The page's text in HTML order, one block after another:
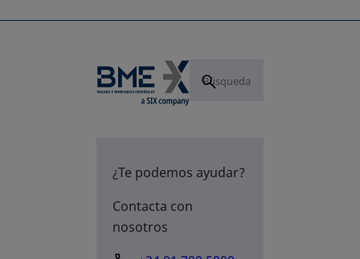
¿Te podemos ayudar?
Contacta con
nosotros